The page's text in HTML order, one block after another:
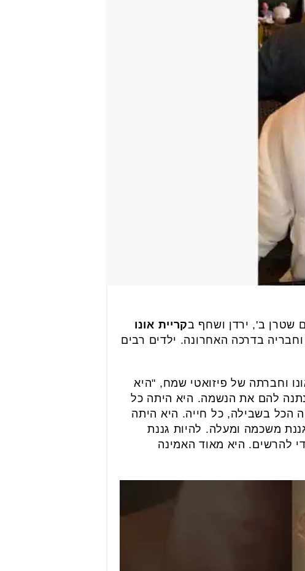
קריית אונו
בשעה 23:00 ליוו אותה משפחתה וחבריה בדרכה האחרונה. ילדים רבים
וחברתה של פיזואטי שמח, "היא
להם את הנשמה. היא היתה כל
הכל בשבילה, כל חייה. היא היתה
משכמה ומעלה. להיות גננת
להרשים. היא מאוד האמינה